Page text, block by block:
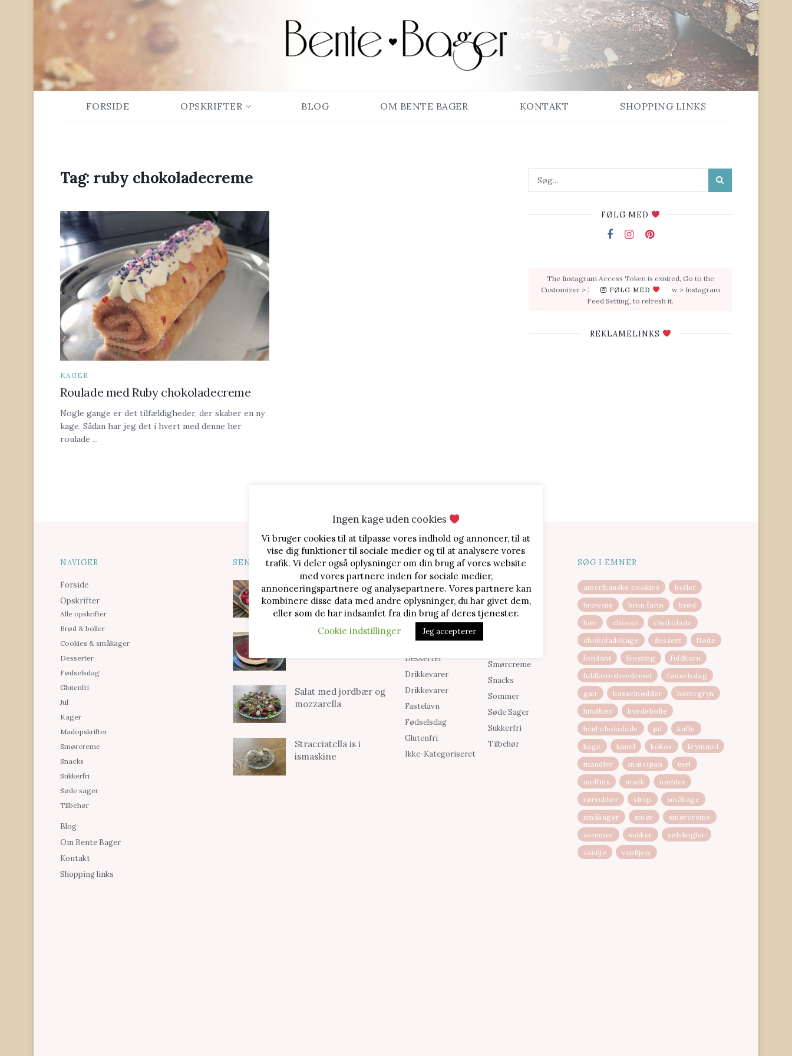
FORSIDE OPSKRIFTER BLOG OM BENTE BAGER KONTAKT SHOPPING LINKS
Tag: ruby chokoladecreme
KAGER
Roulade med Ruby chokoladecreme
Nogle gange er det tilfældigheder, der skaber en ny
kage. Sådan har jeg det i hvert med denne her
roulade ...
FØLG MED
FØLG MED
The Instagram Access Token is expired, Go to the
Customizer > JNews : Social, Like & View > Instagram
Feed Setting, to refresh it.
REKLAMELINKS
NAVIGER
Forside
Opskrifter
Alle opskrifter
Brød & boller
Cookies & småkager
Desserter
Fødselsdag
Glutenfri
Jul
Kager
Madopskrifter
Smørcreme
Snacks
Sukkerfri
Søde sager
Tilbehør
Blog
Om Bente Bager
Kontakt
Shopping links
SENESTE OPSKRIFTER
Jordbærtærte med
mascarponecreme
Salat med jordbær og
mozzarella
Stracciatella is i
ismaskine
SØG I KATEGORIER
Alle Opskrifter
Blog
Brød & Boller
Cookies &
Småkager
Desserter
Drikkevarer
Drikkevarer
Fastelavn
Fødselsdag
Glutenfri
Ikke-Kategoriseret
Is
Jul
Kager
Smørcreme
Snacks
Sommer
Søde Sager
Sukkerfri
Tilbehør
SØG I EMNER
amerikanske cookies
boller
brownie
brun farin
brød
bær
cheese
chokolade
chokoladekage
dessert
fløde
fondant
frosting
fuldkorn
fuldkornshvedemel
fødselsdag
gær
hasselnødder
havregryn
hindbær
hvedebolle
hvid chokolade
jul
kaffe
kage
kanel kokos
krymmel
mandler
marcipan
mel
muffins
mælk
nødder
rørsukker
sirup
småkage
småkager
smør
smørcreme
sommer
sukker
sølvkugler
vanilje
vaniljeis
Ingen kage uden cookies
Vi bruger cookies til at tilpasse vores indhold og annoncer, til at
vise dig funktioner til sociale medier og til at analysere vores
trafik. Vi deler også oplysninger om din brug af vores website
med vores partnere inden for sociale medier,
annonceringspartnere og analysepartnere. Vores partnere kan
kombinere disse data med andre oplysninger, du har givet dem,
eller som de har indsamlet fra din brug af deres tjenester.
Cookie indstillinger
Jeg accepterer